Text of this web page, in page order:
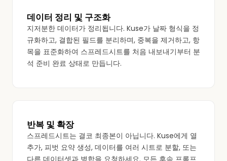
데이터 정리 및 구조화
지저분한 데이터가 정리됩니다. Kuse가 날짜 형식을 정
규화하고, 결합된 필드를 분리하며, 중복을 제거하고, 항
목을 표준화하여 스프레드시트를 처음 내보내기부터 분
석 준비 완료 상태로 만듭니다.
반복 및 확장
스프레드시트는 결코 최종본이 아닙니다. Kuse에게 열
추가, 피벗 요약 생성, 데이터를 여러 시트로 분할, 또는
다른 데이터셋과 병합을 요청하세요. 모든 후속 프롬프